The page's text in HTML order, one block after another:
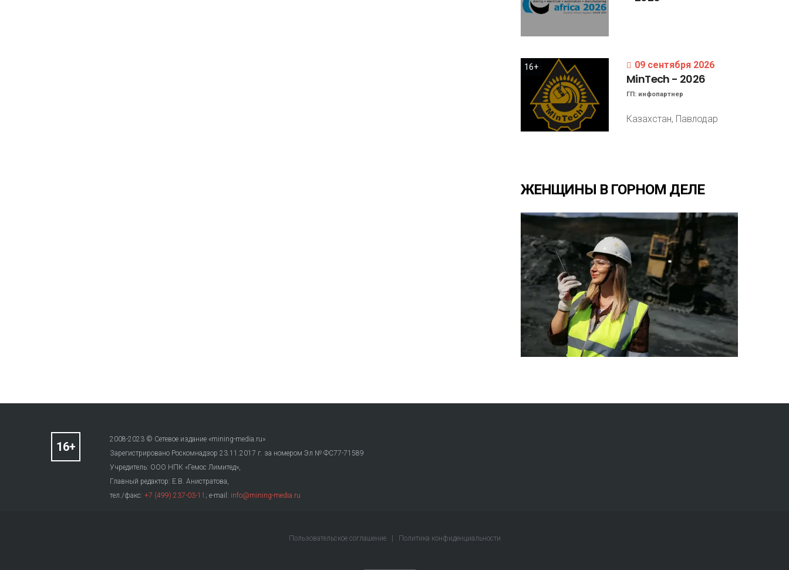
16+ 09 сентября 2026
MinTech - 2026
ГП: инфопартнер
Казахстан, Павлодар
ЖЕНЩИНЫ В ГОРНОМ ДЕЛЕ
2008-2023 © Сетевое издание «mining-media.ru»
Зарегистрировано Роскомнадзор 23.11.2017 г. за номером Эл № ФС77-71589
Учредитель: ООО НПК «Гемос Лимитед»,
Главный редактор: Е.В. Анистратова,
тел./факс: +7 (499) 237-03-11 ; e-mail: info@mining-media.ru
Пользовательское соглашение Политика конфиденциальности